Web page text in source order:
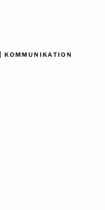
|KOMMUNIKATION